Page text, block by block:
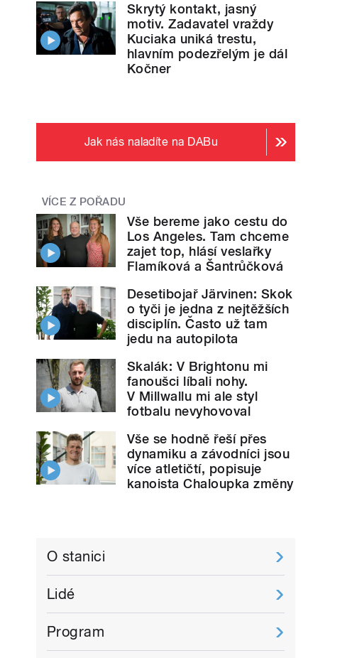
Skrytý kontakt, jasný
motiv. Zadavatel vraždy
Kuciaka uniká trestu,
hlavním podezřelým je dál
Kočner
Jak nás naladíte na DABu
VÍCE Z POŘADU
Vše bereme jako cestu do
Los Angeles. Tam chceme
zajet top, hlásí veslařky
Flamíková a Šantrůčková
Desetibojař Järvinen: Skok
o tyči je jedna z nejtěžších
disciplín. Často už tam
jedu na autopilota
Skalák: V Brightonu mi
fanoušci líbali nohy.
V Millwallu mi ale styl
fotbalu nevyhovoval
Vše se hodně řeší přes
dynamiku a závodníci jsou
více atletičtí, popisuje
kanoista Chaloupka změny
O stanici
Lidé
Program